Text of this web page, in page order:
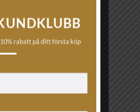
rabatt på ditt första köp